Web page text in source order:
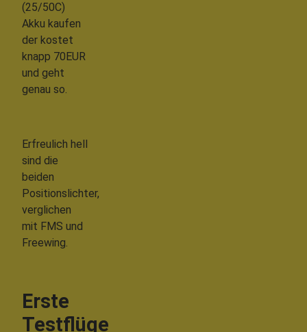
(25/50C)
Akku kaufen
der kostet
knapp 70EUR
und geht
genau so.
Erfreulich hell
sind die
beiden
Positionslichter,
verglichen
mit FMS und
Freewing.
Erste
Testflüge